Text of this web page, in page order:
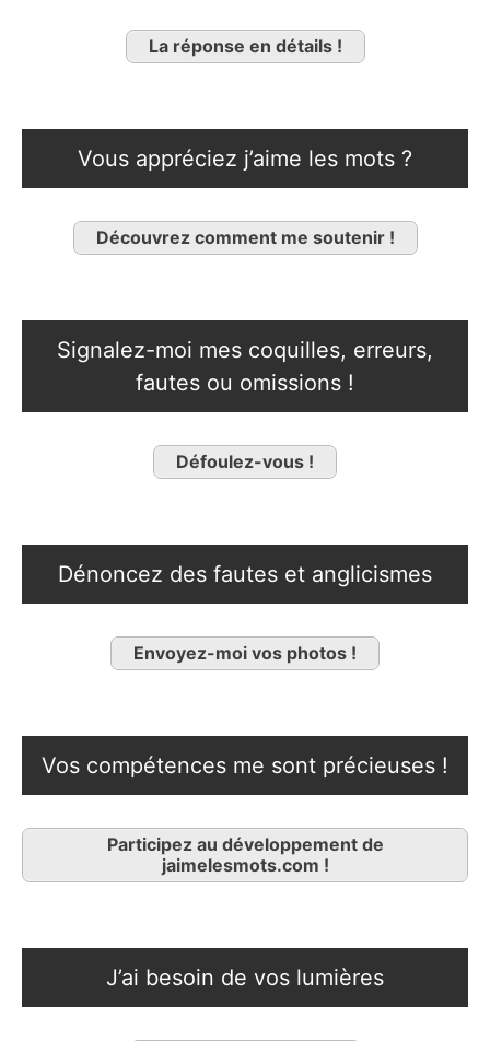
La réponse en détails !
Vous appréciez j’aime les mots ?
Découvrez comment me soutenir !
Signalez-moi mes coquilles, erreurs,
fautes ou omissions !
Défoulez-vous !
Dénoncez des fautes et anglicismes
Envoyez-moi vos photos !
Vos compétences me sont précieuses !
Participez au développement de
jaimelesmots.com !
J’ai besoin de vos lumières